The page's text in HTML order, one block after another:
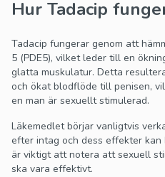
Hur Tadacip
Tadacip fungerar genom att
5 (PDE5), vilket leder till en
glatta muskulatur. Detta
och ökat blodflöde till penisen,
en man är sexuellt stimulerad.
Läkemedlet börjar vanligtvis
efter intag och dess effekter
är viktigt att notera att sexuell
ska vara effektivt.